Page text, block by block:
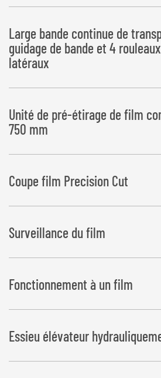
Dépôt des balles à gauche dans le sens
Large bande continue de
guidage de bande et 4
latéraux
Unité de pré-étirage de film
750 mm
Coupe film Precision Cut
Surveillance du film
Fonctionnement à un film
Essieu élévateur